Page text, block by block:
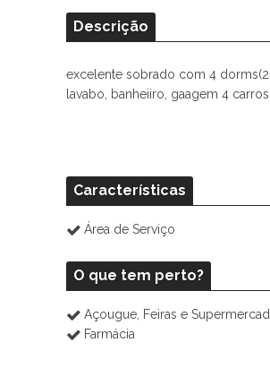
Descrição
excelente sobrado com 4 dorms(2
lavabo, banheiiro, gaagem 4
Características
Área de Serviço
O que tem perto?
Açougue, Feiras e
Farmácia